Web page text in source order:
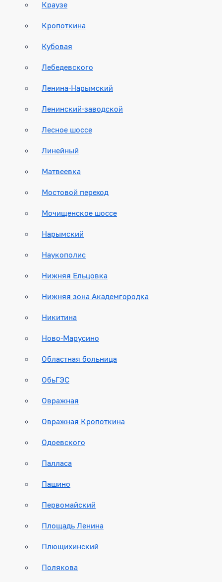
Краузе
Кропоткина
Кубовая
Лебедевского
Ленина-Нарымский
Ленинский-заводской
Лесное шоссе
Линейный
Матвеевка
Мостовой переход
Мочищенское шоссе
Нарымский
Наукополис
Нижняя Ельцовка
Нижняя зона Академгородка
Никитина
Ново-Марусино
Областная больница
ОбьГЭС
Овражная
Овражная Кропоткина
Одоевского
Палласа
Пашино
Первомайский
Площадь Ленина
Плющихинский
Полякова